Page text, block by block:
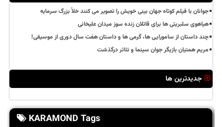
جوانان با فیلم کوتاه جهان بینی خویش را تصویر می کنند خلأ بزرگ سرمایه
هیاهوی سلبریتی ها برای قاتلان زنده سوز میدان علیخانی
چند داستان از سامورایی ها، گرمی ها و داستان هفت سال دوری از موسیقی!
مریم همتیان بازیگر جوان سینما و تئاتر درگذشت
جدیدترین ها
KARAMOND Tags